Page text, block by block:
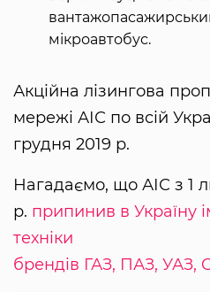
мікроавтобус.
Акційна лізингова
мережі АІС по всій
грудня 2019 р.
Нагадаємо, що АІС з 1
р. припинив в Україну
техніки
брендів ГАЗ, ПАЗ, УАЗ,